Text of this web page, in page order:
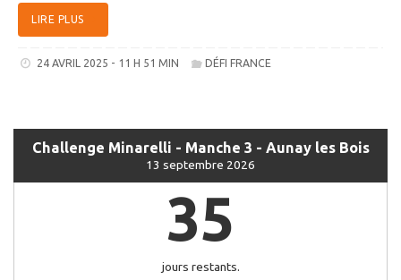
LIRE PLUS
24 AVRIL 2025 - 11 H 51 MIN DÉFI FRANCE
Challenge Minarelli - Manche 3 - Aunay les Bois
13 septembre 2026
35
jours restants.